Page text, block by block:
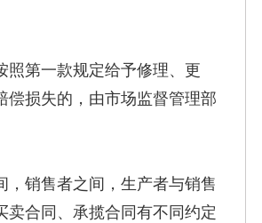
第一款规定给予修理、更
偿损失的，由市场监督管理部
销售者之间，生产者与销售
卖合同、承揽合同有不同约定